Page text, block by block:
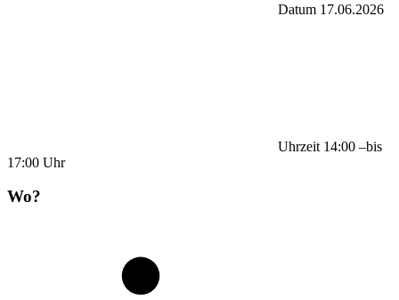
Datum 17.06.2026
Uhrzeit 14:00 –bis
17:00 Uhr
Wo?